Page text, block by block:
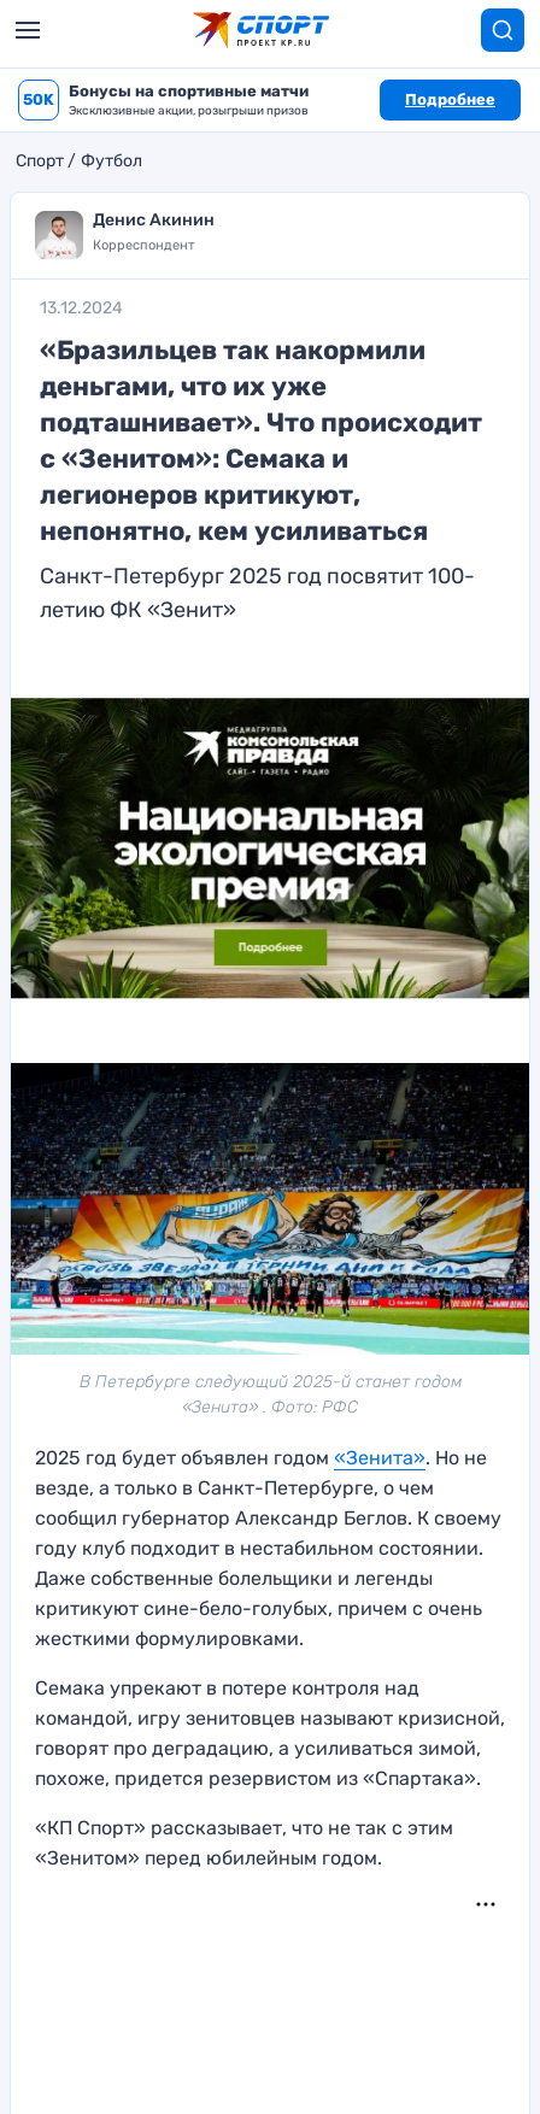
50K Бонусы на спортивные матчи
Эксклюзивные акции, розыгрыши призов
Подробнее
Спорт Футбол
Денис Акинин
Корреспондент
13.12.2024
«Бразильцев так накормили
деньгами, что их уже
подташнивает». Что происходит
с «Зенитом»: Семака и
легионеров критикуют,
непонятно, кем усиливаться
Санкт-Петербург 2025 год посвятит 100-
летию ФК «Зенит»
В Петербурге следующий 2025-й станет годом
«Зенита» . Фото: РФС
2025 год будет объявлен годом «Зенита». Но не
везде, а только в Санкт-Петербурге, о чем
сообщил губернатор Александр Беглов. К своему
году клуб подходит в нестабильном состоянии.
Даже собственные болельщики и легенды
критикуют сине-бело-голубых, причем с очень
жесткими формулировками.
Семака упрекают в потере контроля над
командой, игру зенитовцев называют кризисной,
говорят про деградацию, а усиливаться зимой,
похоже, придется резервистом из «Спартака».
«КП Спорт» рассказывает, что не так с этим
«Зенитом» перед юбилейным годом.